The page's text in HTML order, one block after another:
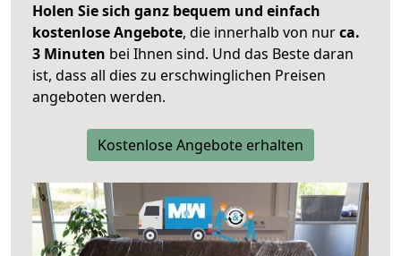
Holen Sie sich ganz bequem und einfach
kostenlose Angebote, die innerhalb von nurca.
3 Minuten bei Ihnen sind. Und das Beste daran
ist, dass all dies zu erschwinglichen Preisen
angeboten werden.
Kostenlose Angebote erhalten